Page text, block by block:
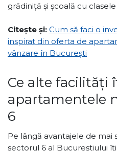
grădiniță și școală cu
Citește și: Cum să faci o
inspirat din oferta de
vânzare în București
Ce alte facilități
apartamentele
6
Pe lângă avantajele de mai
sectorul 6 al Bucureștiului